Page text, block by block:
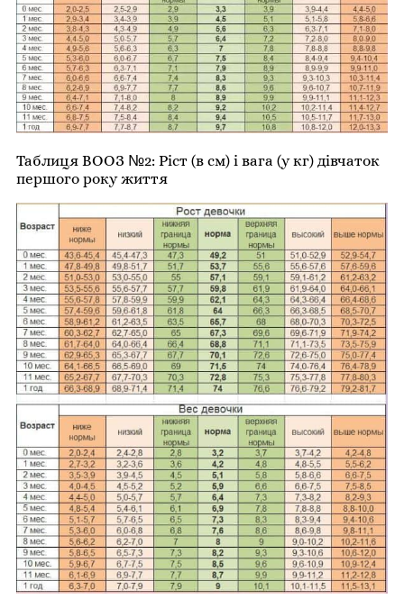
Таблиця ВООЗ №2: Ріст (в см) і вага (у кг) дівчаток
першого року життя